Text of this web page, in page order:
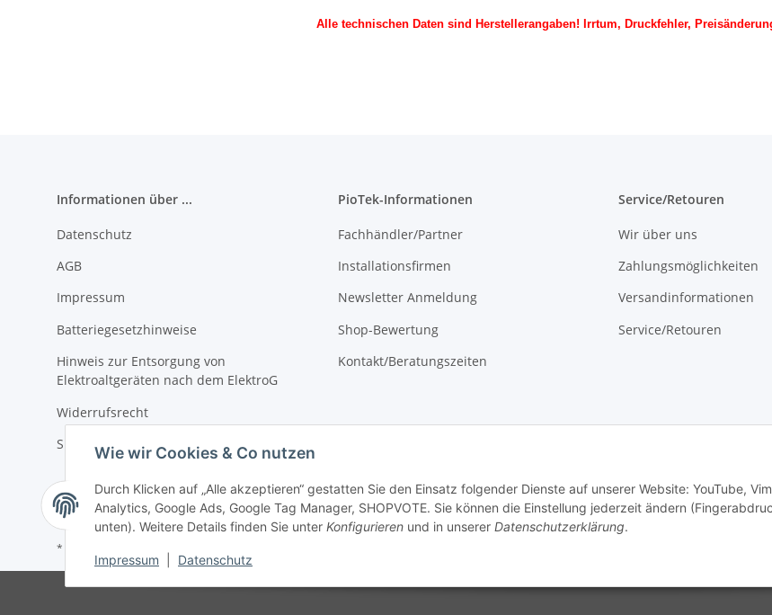
Wie wir Cookies & Co nutzen
Durch Klicken auf „Alle akzeptieren“ gestatten Sie den Einsatz folgender Dienste auf unserer Website: YouTube,
Analytics, Google Ads, Google Tag Manager, SHOPVOTE. Sie können die Einstellung jederzeit ändern
unten). Weitere Details finden Sie unter Konfigurieren und in unserer Datenschutzerklärung.
Impressum Datenschutz
Alle technischen Daten sind Herstellerangaben! Irrtum, Druckfehler,
Informationen über ...
Datenschutz
AGB
Impressum
Batteriegesetzhinweise
Hinweis zur Entsorgung von
Elektroaltgeräten nach dem ElektroG
Widerrufsrecht
Sitemap
PioTek-Informationen
Fachhändler/Partner
Installationsfirmen
Newsletter Anmeldung
Shop-Bewertung
Kontakt/Beratungszeiten
Service/Retouren
Wir über uns
Zahlungsmöglichkeiten
Versandinformationen
Service/Retouren
Vertrag widerrufen
* Alle Preise inkl. gesetzlicher USt., zzgl.